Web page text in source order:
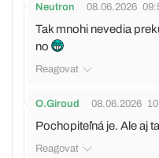
Neutron 08.06.2026
Tak mnohi nevedia
no
Reagovat
O.Giroud 08.06.2026
Pochopiteľná je. Ale aj
Reagovat